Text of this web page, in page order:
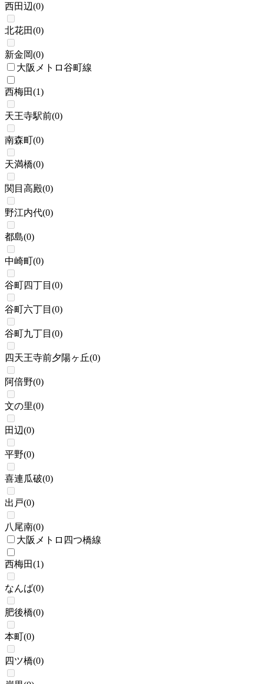
西田辺(0)
北花田(0)
新金岡(0)
大阪メトロ谷町線
西梅田(1)
天王寺駅前(0)
南森町(0)
天満橋(0)
関目高殿(0)
野江内代(0)
都島(0)
中崎町(0)
谷町四丁目 (0)
谷町六丁目 (0)
谷町九丁目 (0)
四天王寺前夕陽ヶ丘(0)
阿倍野(0)
文の里(0)
田辺(0)
平野(0)
喜連瓜破(0)
出戸(0)
八尾南(0)
大阪メトロ四つ橋線
西梅田(1)
なんば(0)
肥後橋(0)
本町(0)
四ツ橋(0)